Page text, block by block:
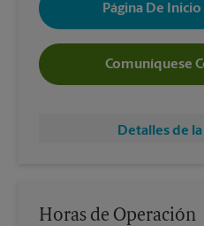
Página De
Comuníquese
Detalles de
Horas de Operación